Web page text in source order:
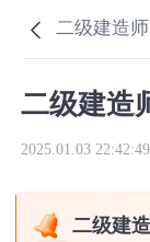
二级建造
二级建造
2025.01.03 22:42:49
二级建